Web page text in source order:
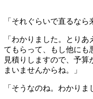
「それぐらいで直るなら
「わかりました。とり
てもらって、もし他にも
見積りしますので、予
まいませんからね。」
「そうなのね。わかりま